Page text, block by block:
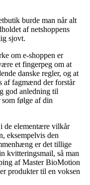
burde man når alt
af netshoppens
sjovt.
om e-shoppen er
et fingerpeg om at
danske regler, og at
af fagmænd der forstår
god anledning til
som følge af din
de elementære vilkår
eksempelvis den
er det tillige
kvitteringsmail, så man
af Master BioMotion
produkter til en voksen